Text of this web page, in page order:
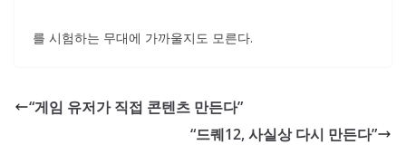
를 시험하는 무대에 가까울지도 모른다.
“게임 유저가 직접 콘텐츠 만든다”
“드퀘12, 사실상 다시 만든다”